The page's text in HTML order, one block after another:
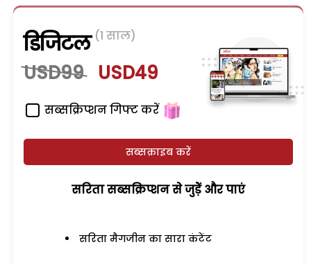
डिजिटल (1 साल)
USD99 USD49
सब्सक्रिप्शन गिफ्ट करें
सब्सक्राइब करें
सरिता सब्सक्रिप्शन से जुड़ेें और पाएं
सरिता मैगजीन का सारा कंटेंट